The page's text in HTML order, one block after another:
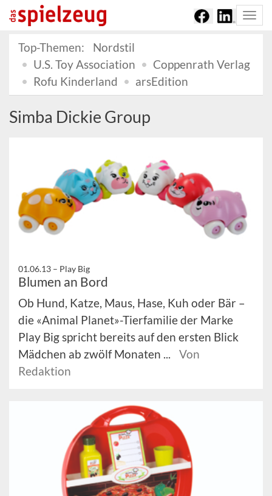
Top-Themen:
Nordstil
U.S. Toy Association
Coppenrath Verlag
Rofu Kinderland
arsEdition
Simba Dickie Group
01.06.13 – Play Big
Blumen an Bord
Ob Hund, Katze, Maus, Hase, Kuh oder Bär –
die «Animal Planet»-Tierfamilie der Marke
Play Big spricht bereits auf den ersten Blick
Mädchen ab zwölf Monaten ...
Von
Redaktion